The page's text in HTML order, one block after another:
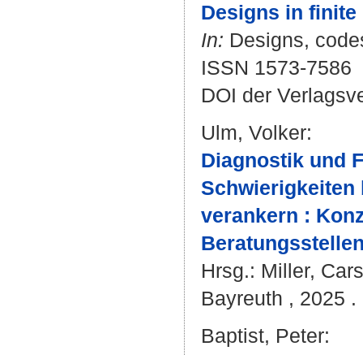
Designs in
In: Designs,
ISSN 1573-7586
DOI der
Ulm, Volker:
Diagnostik und
Schwierigkeiten
verankern :
Hrsg.: Miller,
Bayreuth , 2025
Baptist, Peter: